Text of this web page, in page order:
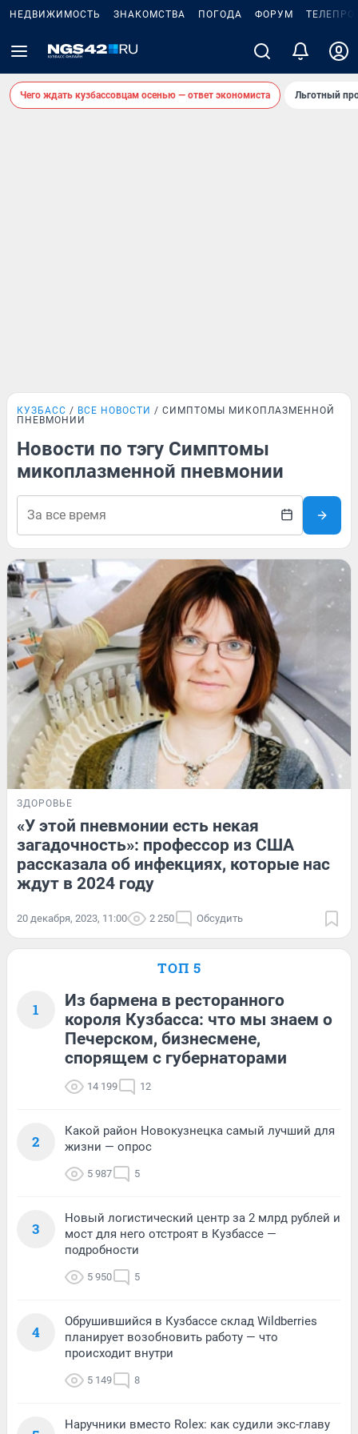
НЕДВИЖИМОСТЬ ЗНАКОМСТВА ПОГОДА ФОРУМ
Чего ждать кузбассовцам осенью — ответ экономиста Льготный
КУЗБАСС ВСЕ НОВОСТИ
СИМПТОМЫ МИКОПЛАЗМЕННОЙ
ПНЕВМОНИИ
Новости по тэгу Симптомы
микоплазменной пневмонии
ЗДОРОВЬЕ
«У этой пневмонии есть некая
загадочность»: профессор из США
рассказала об инфекциях, которые нас
ждут в 2024 году
20 декабря, 2023, 11:00 2 250 Обсудить
ТОП 5
1
Из бармена в ресторанного
короля Кузбасса: что мы знаем о
Печерском, бизнесмене,
спорящем с губернаторами
14 199 12
2
Какой район Новокузнецка самый лучший для
жизни — опрос
5 987 5
3
Новый логистический центр за 2 млрд рублей и
мост для него отстроят в Кузбассе —
подробности
5 950 5
4
Обрушившийся в Кузбассе склад Wildberries
планирует возобновить работу — что
происходит внутри
5 149 8
Наручники вместо Rolex: как судили экс-главу